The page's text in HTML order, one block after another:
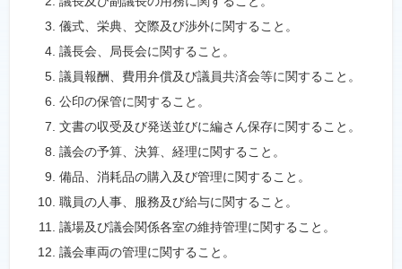
儀式、栄典、交際及び渉外に関すること。
議長会、局長会に関すること。
議員報酬、費用弁償及び議員共済会等に関すること。
公印の保管に関すること。
文書の収受及び発送並びに編さん保存に関すること。
議会の予算、決算、経理に関すること。
備品、消耗品の購入及び管理に関すること。
職員の人事、服務及び給与に関すること。
議場及び議会関係各室の維持管理に関すること。
議会車両の管理に関すること。